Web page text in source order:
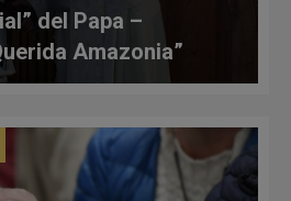
del Papa –
Amazonia”